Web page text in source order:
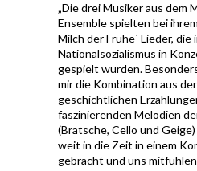
„Die drei Musiker aus dem
Ensemble spielten bei
Milch der Frühe` Lieder, die
Nationalsozialismus in
gespielt wurden.
mir die Kombination aus
geschichtlichen
faszinierenden Melodien
(Bratsche, Cello und
weit in die Zeit in einem
gebracht und uns mitfühlen